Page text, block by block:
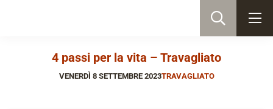
4 passi per la vita – Travagliato
VENERDÌ 8 SETTEMBRE 2023TRAVAGLIATO